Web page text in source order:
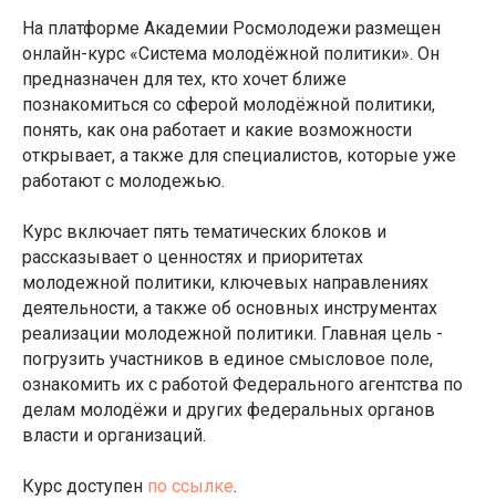
На платформе Академии Росмолодежи размещен
онлайн-курс «Система молодёжной политики». Он
предназначен для тех, кто хочет ближе
познакомиться со сферой молодёжной политики,
понять, как она работает и какие возможности
открывает, а также для специалистов, которые уже
работают с молодежью.
Курс включает пять тематических блоков и
рассказывает о ценностях и приоритетах
молодежной политики, ключевых направлениях
деятельности, а также об основных инструментах
реализации молодежной политики. Главная цель -
погрузить участников в единое смысловое поле,
ознакомить их с работой Федерального агентства по
делам молодёжи и других федеральных органов
власти и организаций.
Курс доступен по ссылке.